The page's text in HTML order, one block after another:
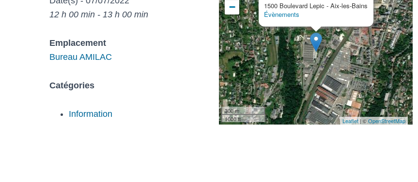
1500 Boulevard Lepic - Aix-les-Bains
Évènements
−
300 m
1000 ft
Leaflet | ©OpenStreetMap
12 h 00 min - 13 h 00 min
Emplacement
Bureau AMILAC
Catégories
Information